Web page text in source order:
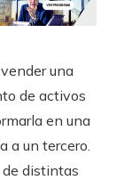
una
de activos
en una
a un tercero.
distintas